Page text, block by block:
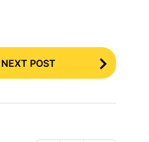
NEXT POST